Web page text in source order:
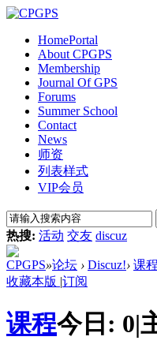
HomePortal
About CPGPS
Membership
Journal Of GPS
Forums
Summer School
Contact
News
师资
列表样式
VIP会员
热搜: 活动 交友 discuz
CPGPS»论坛 › Discuz!› 课程
收藏本版 |订阅
课程今日: 0|